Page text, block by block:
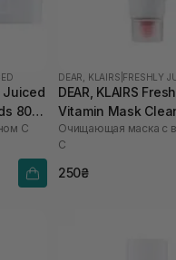
Juiced
80
C
DEAR, KLAIRS FRESHLY
DEAR, KLAIRS
Vitamin Mask
мл
Очищающая маска с
C
250₴